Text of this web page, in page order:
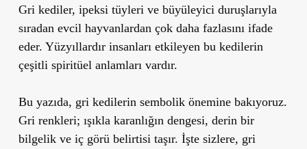
Gri kediler, ipeksi tüyleri ve büyüleyici duruşlarıyla
sıradan evcil hayvanlardan çok daha fazlasını ifade
eder. Yüzyıllardır insanları etkileyen bu kedilerin
çeşitli spiritüel anlamları vardır.
Bu yazıda, gri kedilerin sembolik önemine bakıyoruz.
Gri renkleri; ışıkla karanlığın dengesi, derin bir
bilgelik ve iç görü belirtisi taşır. İşte sizlere, gri